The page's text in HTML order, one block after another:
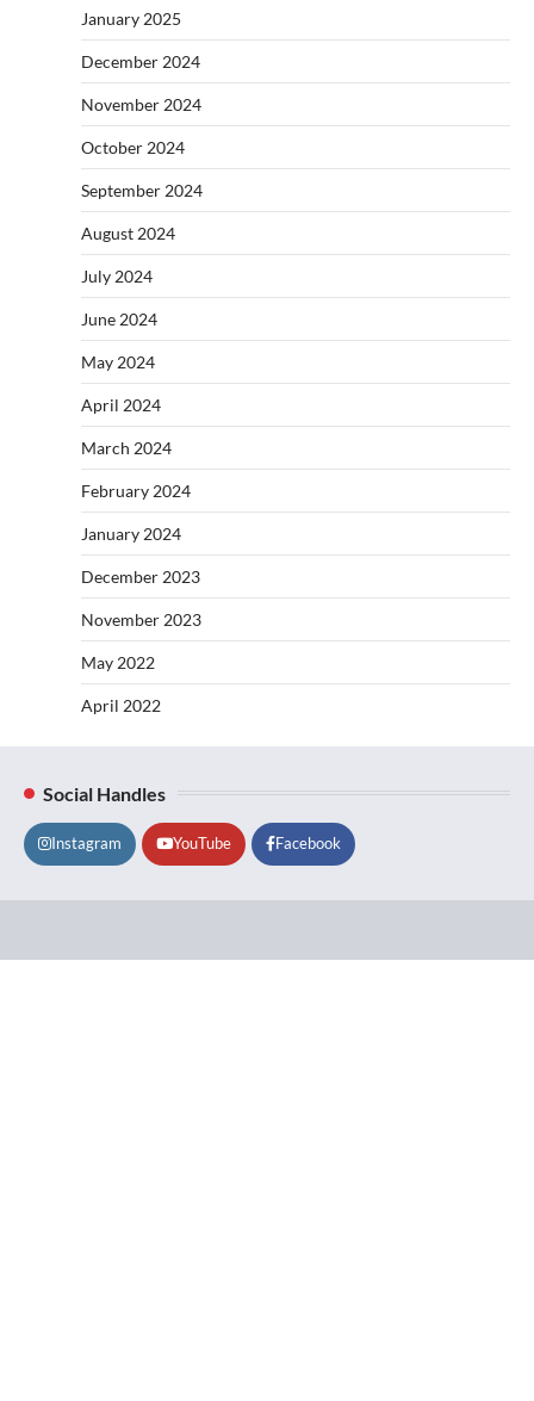
January 2025
December 2024
November 2024
October 2024
September 2024
August 2024
July 2024
June 2024
May 2024
April 2024
March 2024
February 2024
January 2024
December 2023
November 2023
May 2022
April 2022
Social Handles
Instagram YouTube Facebook